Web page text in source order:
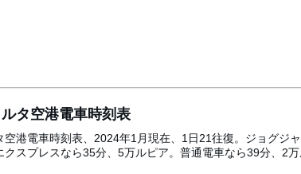
タ空港電車時刻表
空港電車時刻表、2024年1月現在、1日21往復。ジョグジ
クスプレスなら35分、5万ルピア。普通電車なら39分、2